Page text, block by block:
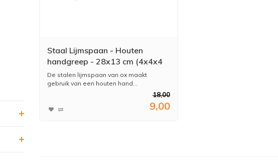
Staal Lijmspaan - Houten
handgreep - 28x13 cm (4x4x4
mm)
De stalen lijmspaan van ox maakt
gebruik van een houten hand...
18,00
9,00